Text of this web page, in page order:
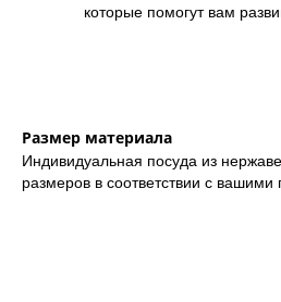
которые помогут вам
Размер материала
Индивидуальная посуда из
размеров в соответствии с вашими